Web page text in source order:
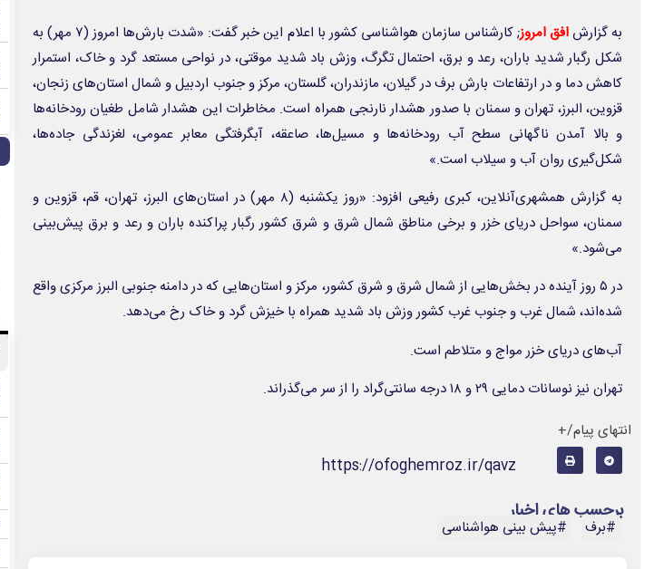
به گزارشافق امروز
; کارشناس سازمان هواشناسی کشور با اعلام این خبر گفت: «شدت بارش‌ها امروز (۷ مهر) به
شکل رگبار شدید باران، رعد و برق، احتمال تگرگ، وزش باد شدید موقتی، در نواحی مستعد گرد و خاک، استمرار
کاهش دما و در ارتفاعات بارش برف در گیلان، مازندران، گلستان، مرکز و جنوب اردبیل و شمال استان‌های زنجان،
قزوین، البرز، تهران و سمنان با صدور هشدار نارنجی همراه است. مخاطرات این هشدار شامل طغیان رودخانه‌ها
و بالا آمدن ناگهانی سطح آب رودخانه‌ها و مسیل‌ها، صاعقه، آبگرفتگی معابر عمومی، لغزندگی جاده‌ها،
شکل‌گیری روان آب و سیلاب است.»
به گزارش همشهری‌آنلاین، کبری رفیعی افزود: «روز یکشنبه (۸ مهر) در استان‌های البرز، تهران، قم، قزوین و
سمنان، سواحل دریای خزر و برخی مناطق شمال شرق و شرق کشور رگبار پراکنده باران و رعد و برق پیش‌بینی
می‌شود.»
در ۵ روز آینده در بخش‌هایی از شمال شرق و شرق کشور، مرکز و استان‌هایی که در دامنه جنوبی البرز مرکزی واقع
شده‌اند، شمال غرب و جنوب غرب کشور وزش باد شدید همراه با خیزش گرد و خاک رخ می‌دهد.
آب‌های دریای خزر مواج و متلاطم است.
تهران نیز نوسانات دمایی ۲۹ و ۱۸ درجه سانتی‌گراد را از سر می‌گذراند.
انتهای پیام/+
https://ofoghemroz.ir/qavz
برچسب های اخبار
#برف #پیش بینی هواشناسی